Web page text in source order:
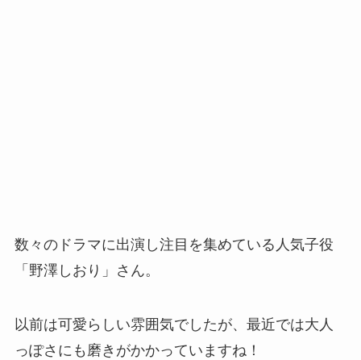
数々のドラマに出演し注目を集めている人気子役
「野澤しおり」さん。
以前は可愛らしい雰囲気でしたが、最近では大人
っぽさにも磨きがかかっていますね！